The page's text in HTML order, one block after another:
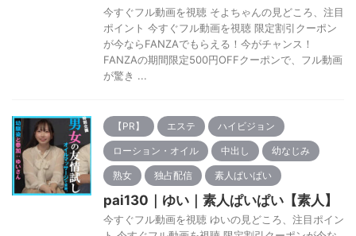
今すぐフル動画を視聴 そよちゃんの見どころ、注目
ポイント 今すぐフル動画を視聴 限定割引クーポン
が今ならFANZAでもらえる！今がチャンス！
FANZAの期間限定500円OFFクーポンで、フル動画
が驚き ...
【PR】 エステ ハイビジョン
ローション・オイル 中出し 幼なじみ
熟女 独占配信 素人ぱいぱい
pai130｜ゆい｜素人ぱいぱい【素人】
今すぐフル動画を視聴 ゆいの見どころ、注目ポイン